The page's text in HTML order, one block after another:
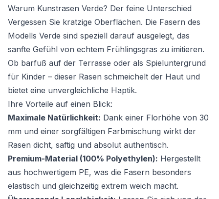
Warum Kunstrasen Verde? Der feine Unterschied
Vergessen Sie kratzige Oberflächen. Die Fasern des
Modells Verde sind speziell darauf ausgelegt, das
sanfte Gefühl von echtem Frühlingsgras zu imitieren.
Ob barfuß auf der Terrasse oder als Spieluntergrund
für Kinder – dieser Rasen schmeichelt der Haut und
bietet eine unvergleichliche Haptik.
Ihre Vorteile auf einen Blick:
Maximale Natürlichkeit: Dank einer Florhöhe von 30
mm und einer sorgfältigen Farbmischung wirkt der
Rasen dicht, saftig und absolut authentisch.
Premium-Material (100% Polyethylen): Hergestellt
aus hochwertigem PE, was die Fasern besonders
elastisch und gleichzeitig extrem weich macht.